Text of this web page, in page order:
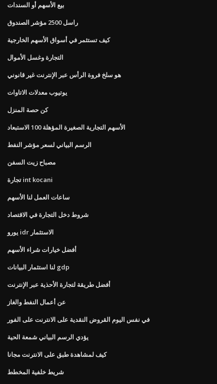
بيع الأسهم أو السندات
راسل 2500 مؤشر الصندوق
كيف تستثمر في أسواق الأسهم الخارجية
التجارة وغسل الأموال
هو سلخ فروة الرأس عبر الإنترنت غير قانوني
يوتيوب معدلات الاتاوات
كن حصة المنزل
الأسهم التجارية الصغيرة المؤهلة 100 الاستبعاد
الرسم البياني لسعر مؤشر النفط
مصباح زيت السفن
تجارة int kocani
ساعات العمل لنا الأسهم
شروط دخل التجارة في الاقتصاد
يورو idr الاستثمار
أفضل خيارات شراء الأسهم
لنا استثمار البيانات gdp
أفضل طريقة لتجارة الأحذية عبر الإنترنت
عن أعمال النفط والغاز
في نفس اليوم القروض النقدية على الانترنت على الفور
يؤدي الرسم البياني شمعة الحية
كيف لمشاهدة طبق على الانترنت مجانا
شريط خلفية المخطط